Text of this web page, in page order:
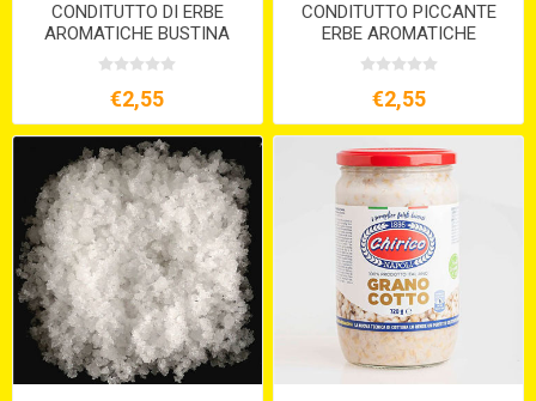
CONDITUTTO DI ERBE
AROMATICHE BUSTINA
GR.25
€2,55
CONDITUTTO PICCANTE
ERBE AROMATICHE
BUSTINA GR.25
€2,55